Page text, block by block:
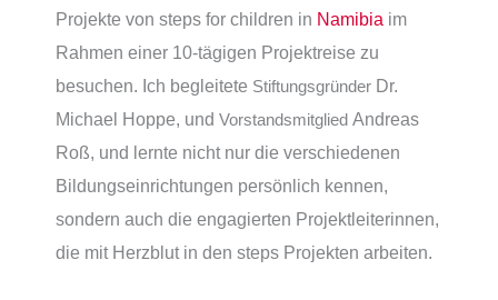
Projekte von steps for children in Namibia im
Rahmen einer 10-tägigen Projektreise zu
besuchen. Ich begleitete Stiftungsgründer Dr.
Michael Hoppe, und Vorstandsmitglied Andreas
Roß, und lernte nicht nur die verschiedenen
Bildungseinrichtungen persönlich kennen,
sondern auch die engagierten Projektleiterinnen,
die mit Herzblut in den steps Projekten arbeiten.